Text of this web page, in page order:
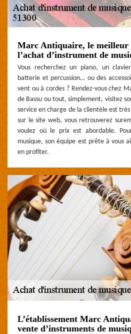
Marc Antiquaire, le
l’achat d’instrument de
Vous recherchez un piano, un
batterie et percussion… ou des
vent ou à cordes ? Rendez-vous chez
de Bassu ou tout, simplement, visitez
service en charge de la clientèle est
sur le site web, vous retrouverez
voulez où le prix est abordable.
musique, son équipe est prête à vous
en profiter.
L’établissement Marc
vente d’instruments de